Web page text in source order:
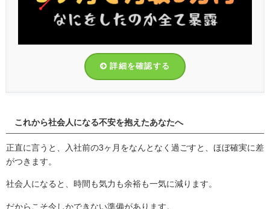
詳細を確認する
これから社会人になる不安を抱えたあなたへ
正直に言うと、入社前の3ヶ月をなんとなく過ごすと、ほぼ確実に差
がつきます。
社会人になると、時間も気力も余裕も一気に減ります。
だからこそ今しかできない準備があります。